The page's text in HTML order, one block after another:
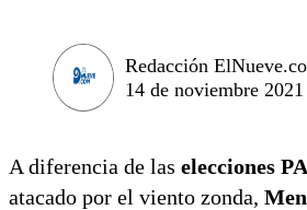
Redacción
14 de noviembre 2021
A diferencia de las elecciones
atacado por el viento zonda,